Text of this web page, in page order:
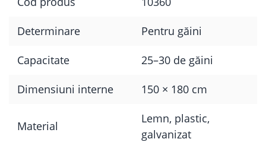
Determinare Pentru găini
Capacitate 25–30 de găini
Dimensiuni interne 150 × 180 cm
Material
Lemn, plastic,
galvanizat